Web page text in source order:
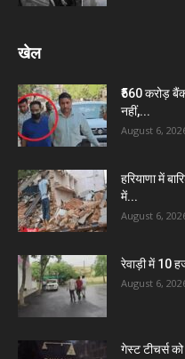
खेल
₹560 करोड़
नहीं,...
August 6,
हरियाणा में
में...
August 6,
रेवाड़ी में 10
August 6,
गेस्ट टीचर्स